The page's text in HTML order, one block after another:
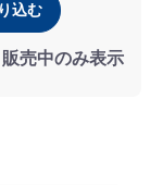
込む
販売中のみ表示